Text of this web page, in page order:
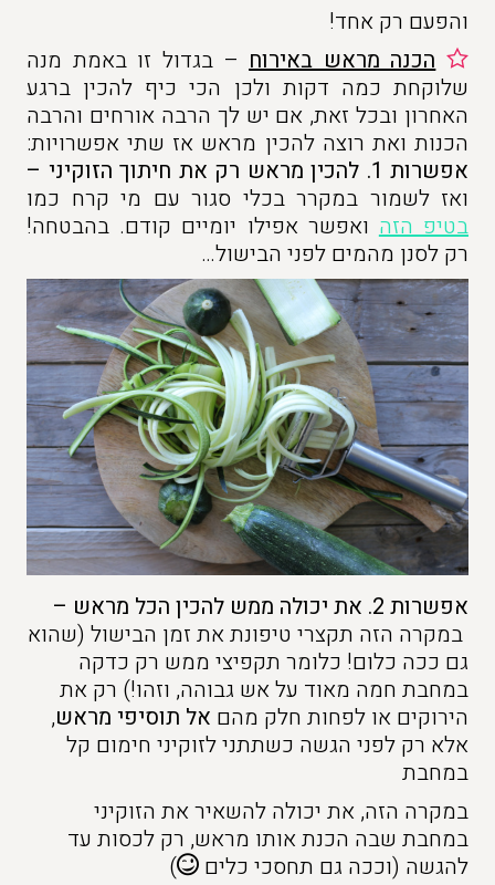
והפעם רק אחד!
הכנה מראש באירוח – בגדול זו באמת מנה
שלוקחת כמה דקות ולכן הכי כיף להכין ברגע
האחרון ובכל זאת, אם יש לך הרבה אורחים והרבה
הכנות ואת רוצה להכין מראש אז שתי אפשרויות:
אפשרות 1. להכין מראש רק את חיתוך הזוקיני
–
ואז לשמור במקרר בכלי סגור עם מי קרח כמו
בטיפ הזה ואפשר אפילו יומיים קודם. בהבטחה!
רק לסנן מהמים לפני הבישול…
אפשרות 2. את יכולה ממש להכין הכל מראש –
במקרה הזה תקצרי טיפונת את זמן הבישול (שהוא
גם ככה כלום! כלומר תקפיצי ממש רק כדקה
במחבת חמה מאוד על אש גבוהה, וזהו!) רק את
הירוקים או לפחות חלק מהם אל תוסיפי מראש,
אלא רק לפני הגשה כשתתני לזוקיני חימום קל
במחבת
במקרה הזה, את יכולה להשאיר את הזוקיני
במחבת שבה הכנת אותו מראש, רק לכסות עד
להגשה (וככה גם תחסכי כלים
)